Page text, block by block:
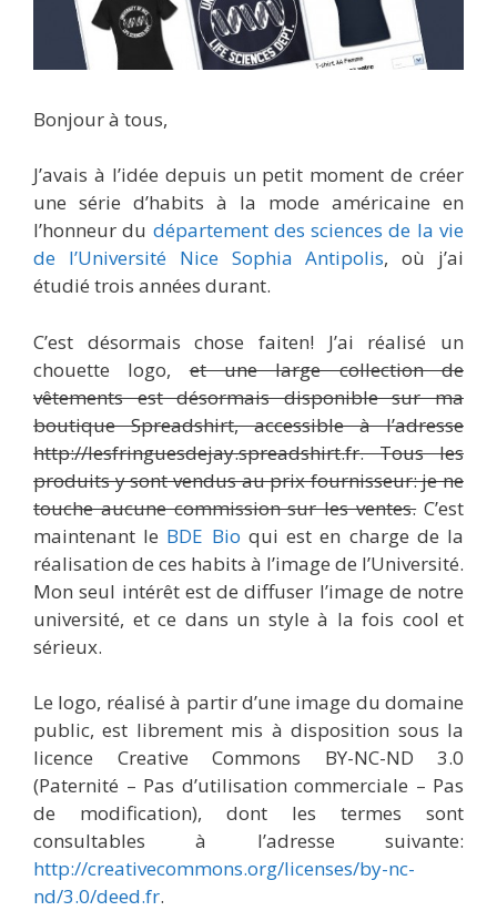
Bonjour à tous,
J’avais à l’idée depuis un petit moment de créer
une série d’habits à la mode américaine en
l’honneur du département des sciences de la vie
de l’Université Nice Sophia Antipolis, où j’ai
étudié trois années durant.
C’est désormais chose faiten! J’ai réalisé un
chouette logo,et une large collection de
vêtements est désormais disponible sur ma
boutique Spreadshirt, accessible à l’adresse
http://lesfringuesdejay.spreadshirt.fr. Tous les
produits y sont vendus au prix fournisseur: je ne
touche aucune commission sur les ventes.C’est
maintenant le BDE Bio qui est en charge de la
réalisation de ces habits à l’image de l’Université.
Mon seul intérêt est de diffuser l’image de notre
université, et ce dans un style à la fois cool et
sérieux.
Le logo, réalisé à partir d’une image du domaine
public, est librement mis à disposition sous la
licence Creative Commons BY-NC-ND 3.0
(Paternité – Pas d’utilisation commerciale – Pas
de modification), dont les termes sont
consultables à l’adresse suivante:
http://creativecommons.org/licenses/by-nc-
nd/3.0/deed.fr.